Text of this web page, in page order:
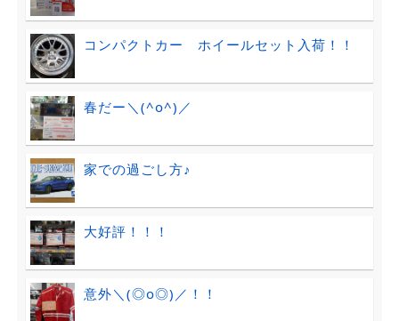
コンパクトカー ホイールセット入荷！！
春だー＼(^o^)／
家での過ごし方♪
大好評！！！
意外＼(◎o◎)／！！